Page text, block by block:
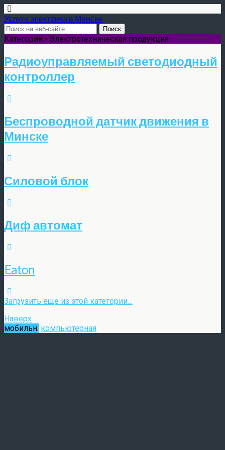
Услуги электрика в Минске
Категории › Электротехническая продукция
Радиоуправляемый светодиодный
контроллер
Беспроводной датчик движения в
Минске
Силовой блок
Диф автомат
Eaton
Загрузить еще из этой категории…
Наверх
мобильн. компьютерная